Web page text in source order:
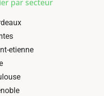
par secteur
etienne